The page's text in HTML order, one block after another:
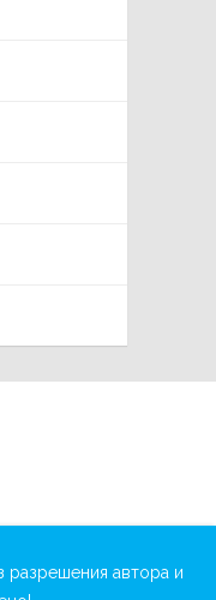
разрешения автора и